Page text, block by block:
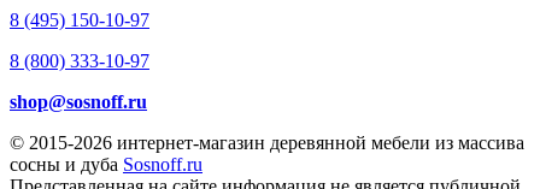
8 (495) 150-10-97
8 (800) 333-10-97
shop@sosnoff.ru
© 2015-2026 интернет-магазин деревянной мебели из массива
сосны и дуба Sosnoff.ru